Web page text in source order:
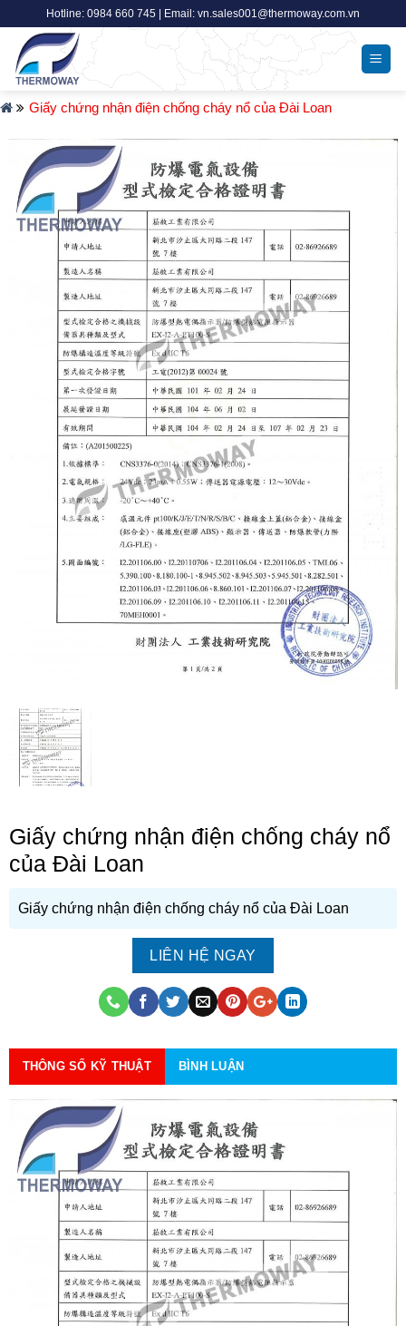
content
Hotline: 0984 660 745 | Email: vn.sales001@thermoway.com.vn
Giấy chứng nhận điện chống cháy nổ của Đài Loan
Giấy chứng nhận điện chống cháy nổ
của Đài Loan
Giấy chứng nhận điện chống cháy nổ của Đài Loan
LIÊN HỆ NGAY
THÔNG SỐ KỸ THUẬT BÌNH LUẬN